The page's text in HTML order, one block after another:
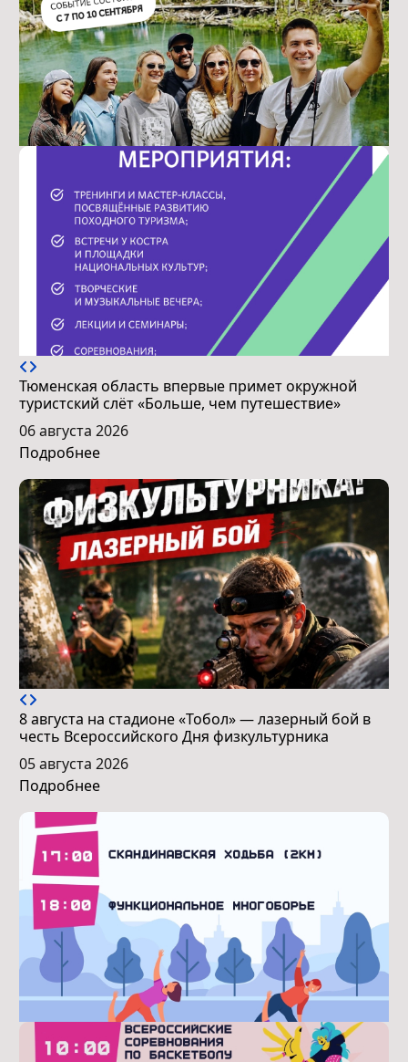
Тюменская область впервые примет окружной
туристский слёт «Больше, чем путешествие»
06 августа 2026
Подробнее
8 августа на стадионе «Тобол» — лазерный бой в
честь Всероссийского Дня физкультурника
05 августа 2026
Подробнее